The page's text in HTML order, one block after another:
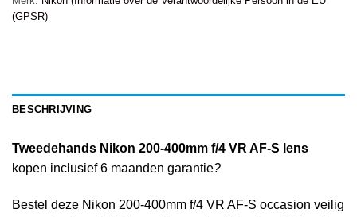
(GPSR)
BESCHRIJVING
Tweedehands Nikon 200-400mm f/4 VR AF-S lens
kopen inclusief 6 maanden garantie?
Bestel deze Nikon 200-400mm f/4 VR AF-S occasion veilig